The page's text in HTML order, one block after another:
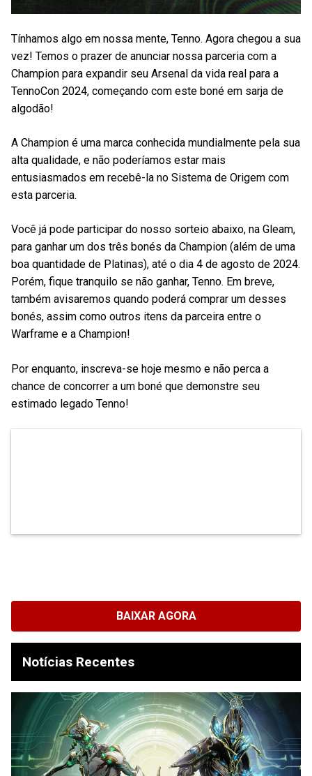
Tínhamos algo em nossa mente, Tenno. Agora chegou a sua
vez! Temos o prazer de anunciar nossa parceria com a
Champion para expandir seu Arsenal da vida real para a
TennoCon 2024, começando com este boné em sarja de
algodão!
A Champion é uma marca conhecida mundialmente pela sua
alta qualidade, e não poderíamos estar mais
entusiasmados em recebê-la no Sistema de Origem com
esta parceria.
Você já pode participar do nosso sorteio abaixo, na Gleam,
para ganhar um dos três bonés da Champion (além de uma
boa quantidade de Platinas), até o dia 4 de agosto de 2024.
Porém, fique tranquilo se não ganhar, Tenno. Em breve,
também avisaremos quando poderá comprar um desses
bonés, assim como outros itens da parceira entre o
Warframe e a Champion!
Por enquanto, inscreva-se hoje mesmo e não perca a
chance de concorrer a um boné que demonstre seu
estimado legado Tenno!
BAIXAR AGORA
Notícias Recentes